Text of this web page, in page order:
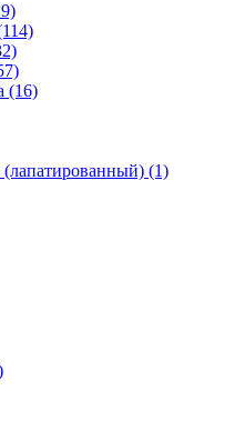
(16)
(1)